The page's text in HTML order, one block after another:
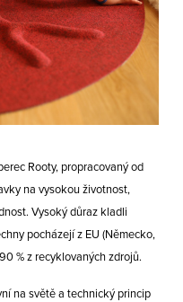
Rooty, propracovaný od
na vysokou životnost,
Vysoký důraz kladli
pocházejí z EU (Německo,
% z recyklovaných zdrojů.
na světě a technický princip